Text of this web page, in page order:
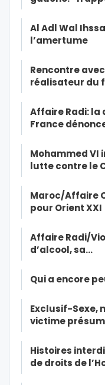
Al Adl Wal
l’amertume
Rencontre
réalisateur du
Affaire Radi: la
France
Mohammed VI
lutte contre le
Maroc/Affaire
pour Orient XXI
Affaire Radi/
d’alcool, sa…
Qui a encore
Exclusif-Sexe,
victime
Histoires
de droits de